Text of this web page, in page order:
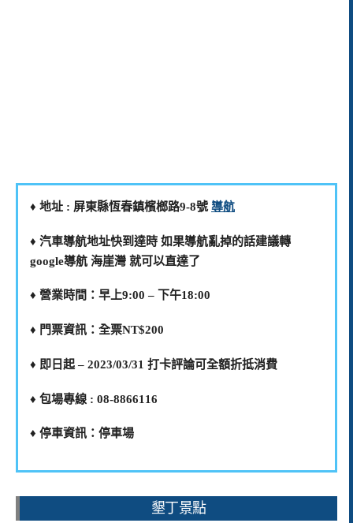
♦️ 地址 : 屏東縣恆春鎮檳榔路9-8號 導航
♦️ 汽車導航地址快到達時 如果導航亂掉的話建議轉
google導航 海崖灣 就可以直達了
♦️ 營業時間：早上9:00 – 下午18:00
♦️ 門票資訊：全票NT$200
♦️ 即日起 – 2023/03/31 打卡評論可全額折抵消費
♦️ 包場專線 : 08-8866116
♦️ 停車資訊：停車場
墾丁景點